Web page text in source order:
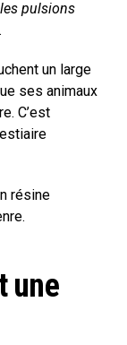
pulsions
.
un large
ses animaux
C’est
résine
une